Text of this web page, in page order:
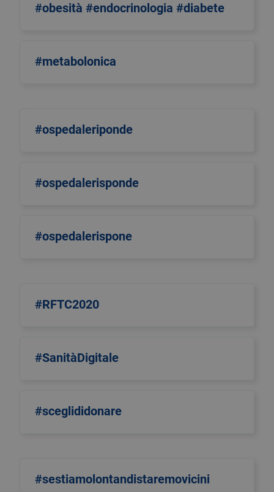
#obesità #endocrinologia #diabete
#metabolonica
#ospedaleriponde
#ospedalerisponde
#ospedalerispone
#RFTC2020
#SanitàDigitale
#sceglididonare
#sestiamolontandistaremovicini